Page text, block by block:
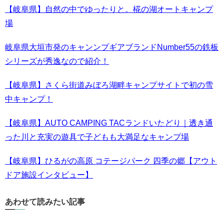
【岐阜県】自然の中でゆったりと。椛の湖オートキャンプ
場
岐阜県大垣市発のキャンンプギアブランドNumber55の鉄板
シリーズが秀逸なので紹介！
【岐阜県】さくら街道みぼろ湖畔キャンプサイトで初の雪
中キャンプ！
【岐阜県】AUTO CAMPING TACランドいたどり｜透き通
った川と充実の遊具で子どもも大満足なキャンプ場
【岐阜県】ひるがの高原 コテージパーク 四季の郷【アウト
ドア施設インタビュー】
あわせて読みたい記事